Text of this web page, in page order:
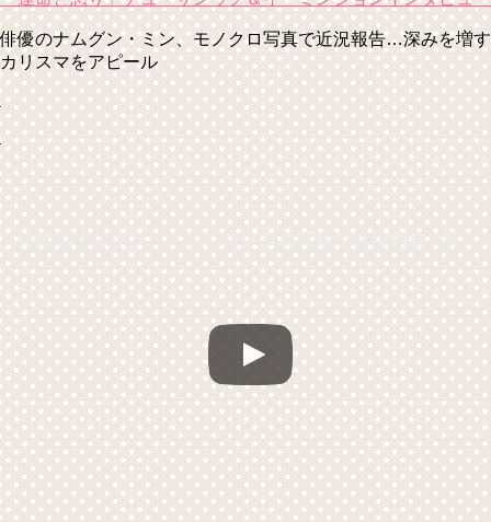
俳優のナムグン・ミン、モノクロ写真で近況報告…深みを増す
カリスマをアピール
俳優のナムグン・ミン、モノクロ写真で近況報告…深みを増すカリスマをアピール